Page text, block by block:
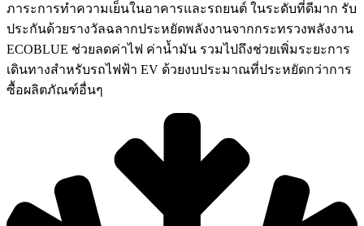
ภาระการทำความเย็นในอาคารและรถยนต์ ในระดับที่ดีมาก รับ
ประกันด้วยรางวัลฉลากประหยัดพลังงานจากกระทรวงพลังงาน
ECOBLUE ช่วยลดค่าไฟ ค่าน้ำมัน รวมไปถึงช่วยเพิ่มระยะการ
เดินทางสำหรับรถไฟฟ้า EV ด้วยงบประมาณที่ประหยัดกว่าการ
ซื้อผลิตภัณฑ์อื่นๆ